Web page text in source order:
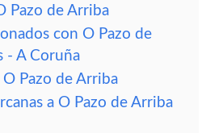
Pazo de Arriba
con O Pazo de
- A Coruña
Pazo de Arriba
a O Pazo de Arriba